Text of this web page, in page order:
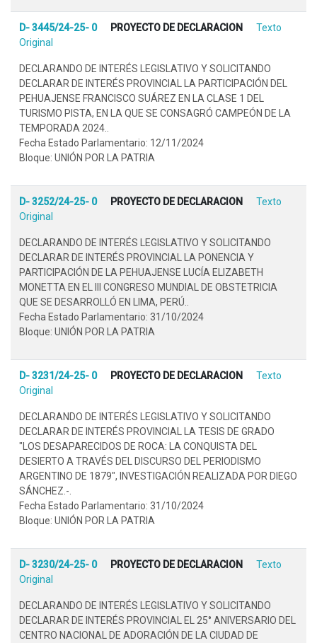
D- 3445/24-25- 0 PROYECTO DE DECLARACION
Texto
Original
DECLARANDO DE INTERÉS LEGISLATIVO Y SOLICITANDO
DECLARAR DE INTERÉS PROVINCIAL LA PARTICIPACIÓN DEL
PEHUAJENSE FRANCISCO SUÁREZ EN LA CLASE 1 DEL
TURISMO PISTA, EN LA QUE SE CONSAGRÓ CAMPEÓN DE LA
TEMPORADA 2024..
Fecha Estado Parlamentario: 12/11/2024
Bloque: UNIÓN POR LA PATRIA
D- 3252/24-25- 0 PROYECTO DE DECLARACION
Texto
Original
DECLARANDO DE INTERÉS LEGISLATIVO Y SOLICITANDO
DECLARAR DE INTERÉS PROVINCIAL LA PONENCIA Y
PARTICIPACIÓN DE LA PEHUAJENSE LUCÍA ELIZABETH
MONETTA EN EL III CONGRESO MUNDIAL DE OBSTETRICIA
QUE SE DESARROLLÓ EN LIMA, PERÚ..
Fecha Estado Parlamentario: 31/10/2024
Bloque: UNIÓN POR LA PATRIA
D- 3231/24-25- 0 PROYECTO DE DECLARACION
Texto
Original
DECLARANDO DE INTERÉS LEGISLATIVO Y SOLICITANDO
DECLARAR DE INTERÉS PROVINCIAL LA TESIS DE GRADO
"LOS DESAPARECIDOS DE ROCA: LA CONQUISTA DEL
DESIERTO A TRAVÉS DEL DISCURSO DEL PERIODISMO
ARGENTINO DE 1879", INVESTIGACIÓN REALIZADA POR DIEGO
SÁNCHEZ.-.
Fecha Estado Parlamentario: 31/10/2024
Bloque: UNIÓN POR LA PATRIA
D- 3230/24-25- 0 PROYECTO DE DECLARACION
Texto
Original
DECLARANDO DE INTERÉS LEGISLATIVO Y SOLICITANDO
DECLARAR DE INTERÉS PROVINCIAL EL 25° ANIVERSARIO DEL
CENTRO NACIONAL DE ADORACIÓN DE LA CIUDAD DE